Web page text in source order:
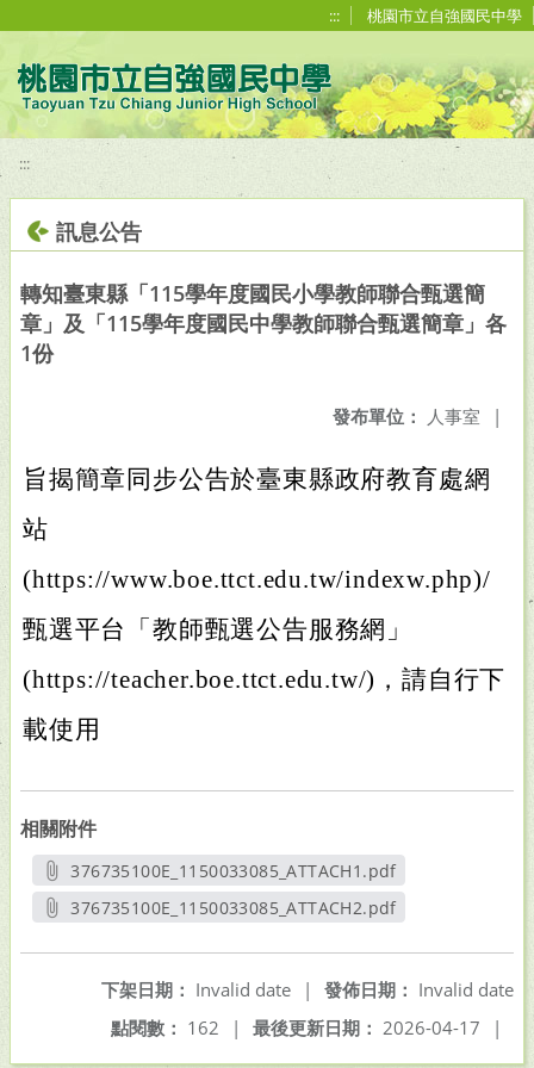
::: 桃園市立自強國民中學
:::
訊息公告
轉知臺東縣「115學年度國民小學教師聯合甄選簡
章」及「115學年度國民中學教師聯合甄選簡章」各
1份
發布單位： 人事室 |
旨揭簡章同步公告於臺東縣政府教育處網
站
(https://www.boe.ttct.edu.tw/indexw.php)/
甄選平台「教師甄選公告服務網」
(https://teacher.boe.ttct.edu.tw/)，請自行下
載使用
相關附件
376735100E_1150033085_ATTACH1.pdf
另開新視窗
376735100E_1150033085_ATTACH2.pdf
發佈日期： Invalid date
下架日期： Invalid date
|
最後更新日期： 2026-04-17 |
點閱數： 162 |